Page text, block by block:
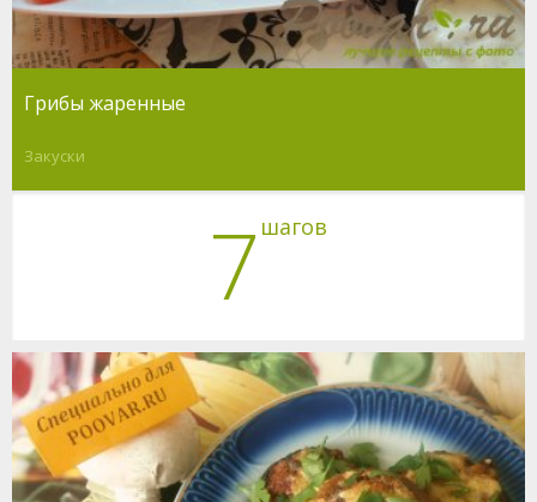
Грибы жаренные
Закуски
7 шагов